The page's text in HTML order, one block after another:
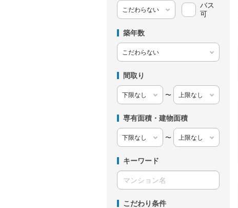
バス
可
築年数
間取り
〜
専有面積・建物面積
〜
キーワード
こだわり条件